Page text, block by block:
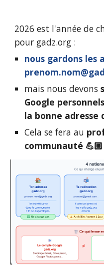
2026 est l'année de
pour gadz.org :
nous gardons les
p
mais nous devons
Google
la bonne
Cela se fera au
communauté 💪🏼